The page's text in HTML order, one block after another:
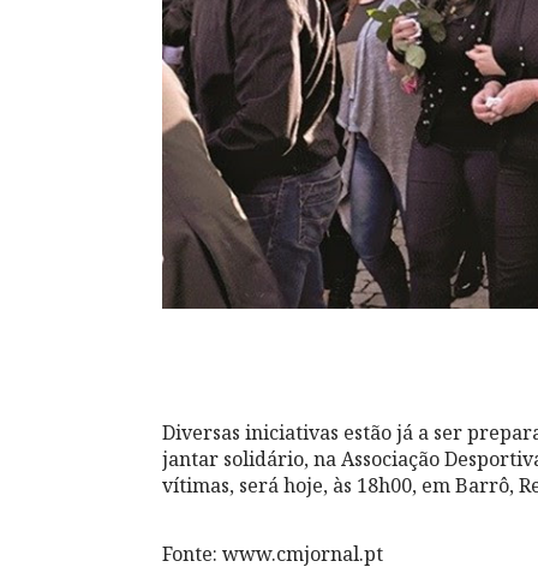
Diversas iniciativas estão já a ser
jantar solidário, na Associação
vítimas, será hoje, às 18h00, em Barrô,
Fonte: www.cmjornal.pt